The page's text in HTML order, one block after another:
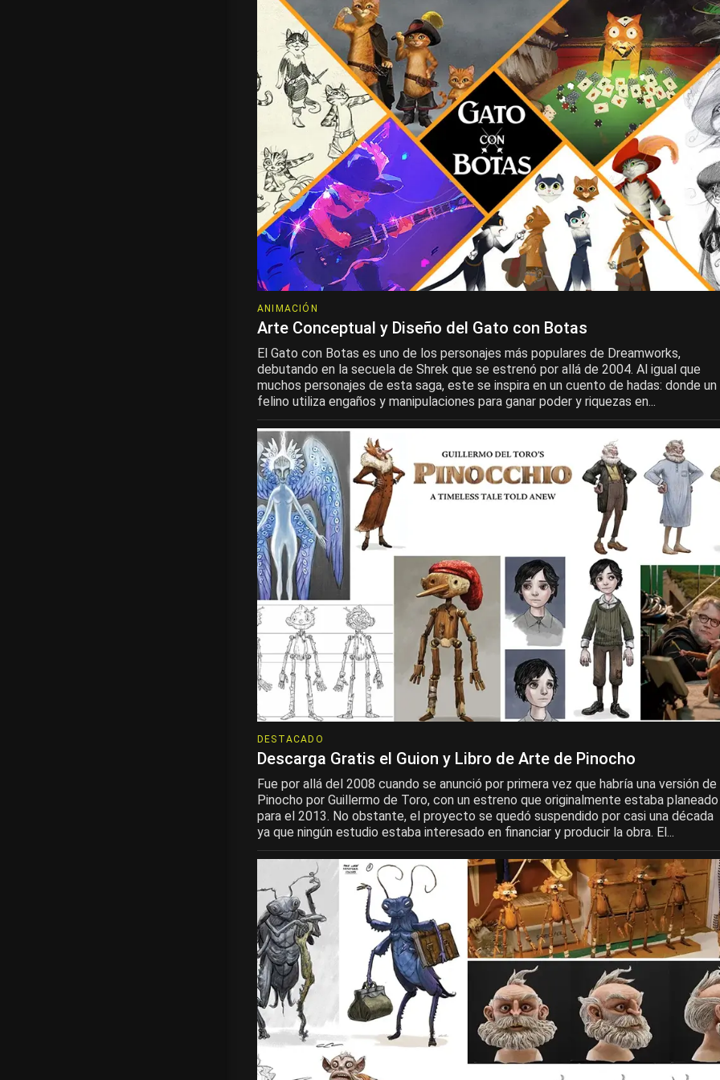
ANIMACIÓN
Arte Conceptual y Diseño del Gato con Botas
El Gato con Botas es uno de los personajes más populares de Dreamworks,
debutando en la secuela de Shrek que se estrenó por allá de 2004. Al igual que
muchos personajes de esta saga, este se inspira en un cuento de hadas: donde un
felino utiliza engaños y manipulaciones para ganar poder y riquezas en...
DESTACADO
Descarga Gratis el Guion y Libro de Arte de Pinocho
Fue por allá del 2008 cuando se anunció por primera vez que habría una versión de
Pinocho por Guillermo de Toro, con un estreno que originalmente estaba planeado
para el 2013. No obstante, el proyecto se quedó suspendido por casi una década
ya que ningún estudio estaba interesado en financiar y producir la obra. El...